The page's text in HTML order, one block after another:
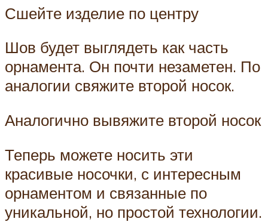
Сшейте изделие по центру
Шов будет выглядеть как часть
орнамента. Он почти незаметен. По
аналогии свяжите второй носок.
Аналогично вывяжите второй носок
Теперь можете носить эти
красивые носочки, с интересным
орнаментом и связанные по
уникальной, но простой технологии.